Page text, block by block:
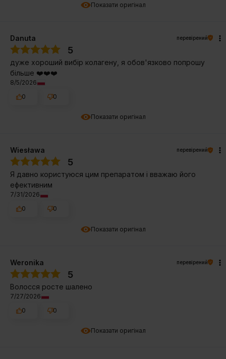
Показати оригінал
Показати оригінал
Danuta перевірений
5
дуже хороший вибір колагену, я обов'язково попрошу
більше ❤️❤️❤️
8/5/2026
0
0
Показати оригінал
Wiesława перевірений
5
Я давно користуюся цим препаратом і вважаю його
ефективним
7/31/2026
0
0
Показати оригінал
Weronika перевірений
5
Волосся росте шалено
7/27/2026
0
0